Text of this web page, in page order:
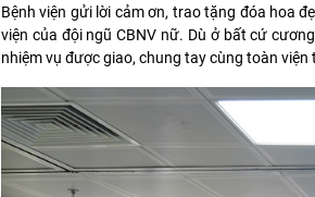
Bệnh viện gửi lời cảm ơn, trao tặng đóa hoa
viện của đội ngũ CBNV nữ. Dù ở bất cứ
nhiệm vụ được giao, chung tay cùng toàn